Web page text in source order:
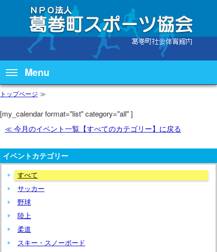
Menu
トップページ ≫
[my_calendar format="list" category="all" ]
≪ 今月のイベント一覧【すべてのカテゴリー】に戻る
イベントカテゴリー
すべて
サッカー
野球
陸上
柔道
スキー・スノーボード